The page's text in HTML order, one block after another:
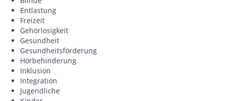
Entlastung
Freizeit
Gehörlosigkeit
Gesundheit
Gesundheitsförderung
Hörbehinderung
Inklusion
Integration
Jugendliche